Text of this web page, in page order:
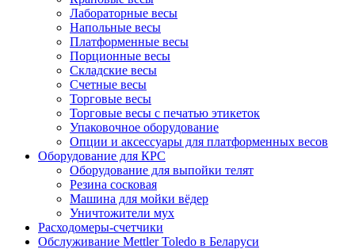
Лабораторные весы
Напольные весы
Платформенные весы
Порционные весы
Складские весы
Счетные весы
Торговые весы
Торговые весы с печатью этикеток
Упаковочное оборудование
Опции и аксессуары для платформенных весов
Оборудование для КРС
Оборудование для выпойки телят
Резина сосковая
Машина для мойки вёдер
Уничтожители мух
Расходомеры-счетчики
Обслуживание Mettler Toledo в Беларуси